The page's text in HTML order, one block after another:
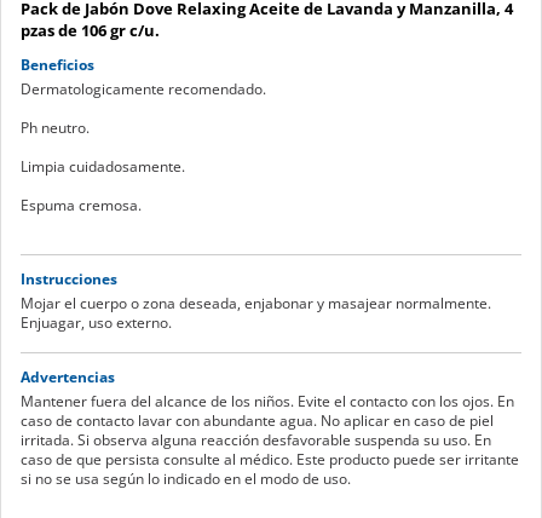
Pack de Jabón Dove Relaxing Aceite de Lavanda y Manzanilla, 4
pzas de 106 gr c/u.
Beneficios
Dermatologicamente recomendado.
Ph neutro.
Limpia cuidadosamente.
Espuma cremosa.
Instrucciones
Mojar el cuerpo o zona deseada, enjabonar y masajear normalmente.
Enjuagar, uso externo.
Advertencias
Mantener fuera del alcance de los niños. Evite el contacto con los ojos. En
caso de contacto lavar con abundante agua. No aplicar en caso de piel
irritada. Si observa alguna reacción desfavorable suspenda su uso. En
caso de que persista consulte al médico. Este producto puede ser irritante
si no se usa según lo indicado en el modo de uso.